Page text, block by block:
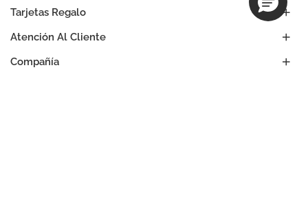
Compañía
Atención Al Cliente
Tarjetas Regalo